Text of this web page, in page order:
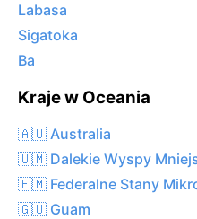
Labasa
Sigatoka
Ba
Kraje w Oceania
🇦🇺 Australia
🇺🇲 Dalekie Wyspy
🇫🇲 Federalne Stany
🇬🇺 Guam